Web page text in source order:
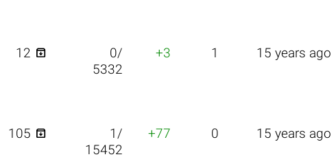
12 
0/
5332
+3 1 15 years ago
105 
1/
15452
+77 0 15 years ago